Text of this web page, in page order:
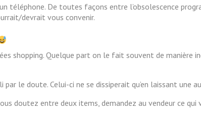
téléphone. De toutes façons entre l’obsolescence
devrait vous convenir.
shopping. Quelque part on le fait souvent de manière
le doute. Celui-ci ne se dissiperait qu’en laissant une
doutez entre deux items, demandez au vendeur ce qui